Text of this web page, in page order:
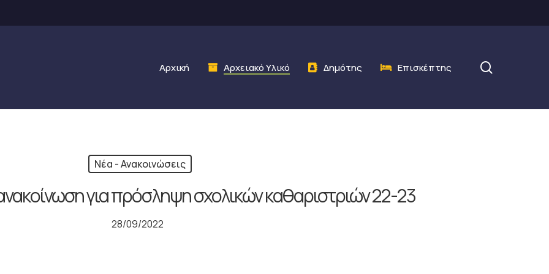
Αρχική Αρχειακό Υλικό Δημότης Επισκέπτης
Νέα - Ανακοινώσεις
για πρόσληψη σχολικών καθαριστριών 22-23
28/09/2022